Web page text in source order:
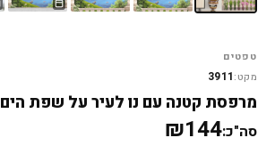
טפטים
מקט:3911
מרפסת קטנה עם נו לעיר על שפת הים
סה"כ:₪144